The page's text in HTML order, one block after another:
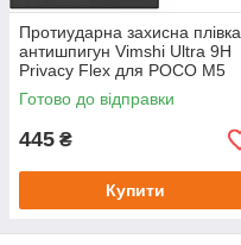
Протиударна захисна плівка
антишпигун Vimshi Ultra 9H
Privacy Flex для POCO M5
Готово до відправки
445 ₴
Купити